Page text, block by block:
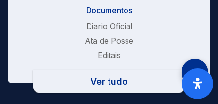
Documentos
Diario Oficial
Ata de Posse
Editais
Ver tudo